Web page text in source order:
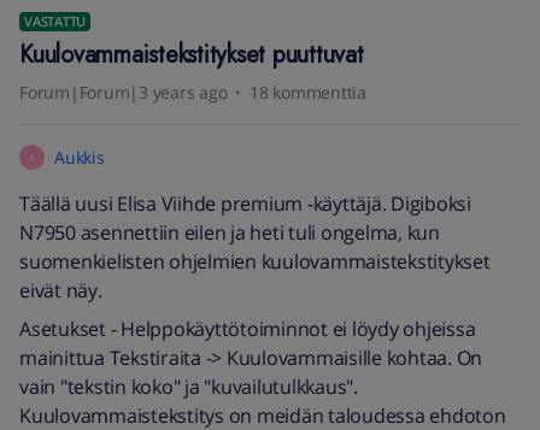
VASTATTU
Kuulovammaistekstitykset puuttuvat
Forum|Forum|3 years ago 18 kommenttia
A Aukkis
Täällä uusi Elisa Viihde premium -käyttäjä. Digiboksi
N7950 asennettiin eilen ja heti tuli ongelma, kun
suomenkielisten ohjelmien kuulovammaistekstitykset
eivät näy.
Asetukset - Helppokäyttötoiminnot ei löydy ohjeissa
mainittua Tekstiraita -> Kuulovammaisille kohtaa. On
vain "tekstin koko" ja "kuvailutulkkaus".
Kuulovammaistekstitys on meidän taloudessa ehdoton